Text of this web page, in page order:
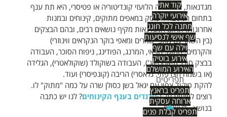
קוד אתי
אירועי יוקרה
מתנה לכל חוגג
שף אישי לנסיעות
וילה עם שף
אירוע בוטיק
האירוע המושלם
תפריטים
תפריט בראנץ
ארוחה עסקית
תפריט קבלת פנים
מגדנאות, או בשמה הלועזי קונדיטוריה או פטיסרי, היא תת ענף
בתחום המטבח העוסק במאפים מתוקים, קינוחים ובמנות
אחרונות. תחום המגדנאות מקיף נושאים רבים, ובהם הבצקים
(בין השאר גם מאפי שמרים ומאפי בוקר הנקראים ווינוזרי)
והקרמים, המוס, הפאי, המרנג, הפודינג, ניפוח הסוכר, העבודה
בבצק סוכר (פאסטיאג'), העבודה בשוקולד (שוקולאטרי), הגלידה
(או בשמה הצרפתי: גלאסרי) הריבה (קונפיסרי) ועוד.
להקת פיקוד צפון עם יגאל בשן כסולן שרה על כמה "מתוק" לו.
רוצים לשמוע על הטרנדים בענף הקינוחים? לנו יש כתבה
בנושא - לעיונכם.